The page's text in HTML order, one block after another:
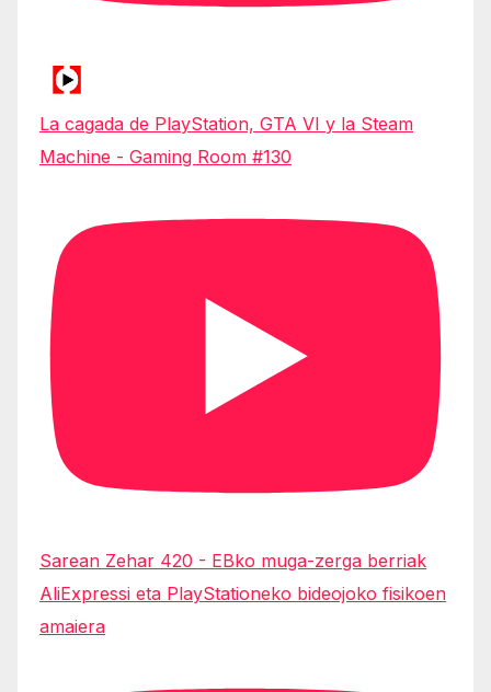
La cagada de PlayStation, GTA VI y la Steam
Machine - Gaming Room #130
Sarean Zehar 420 - EBko muga-zerga berriak
AliExpressi eta PlayStationeko bideojoko fisikoen
amaiera